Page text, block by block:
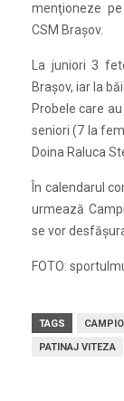
menţioneze
CSM Braşov.
La juniori 3
Braşov, iar la
Probele care
seniori (7 la
Doina Raluca
În calendarul
urmează
se vor
FOTO:
TAGS
PATINAJ VITEZA